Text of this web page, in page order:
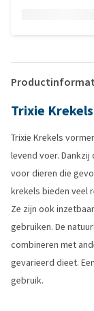
Trixie Krekels
Trixie Krekels
levend voer.
voor dieren die
krekels bieden veel
Ze zijn ook
gebruiken. De
combineren met
gevarieerd dieet.
gebruik.